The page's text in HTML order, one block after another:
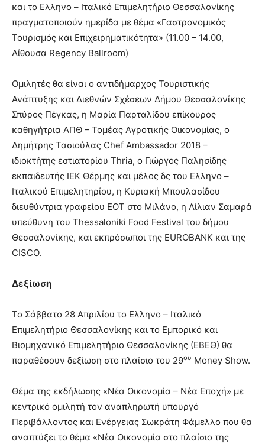
και το Ελληνο – Ιταλικό Επιμελητήριο Θεσσαλονίκης
πραγματοποιούν ημερίδα με θέμα «Γαστρονομικός
Τουρισμός και Επιχειρηματικότητα» (11.00 – 14.00,
Αίθουσα Regency Ballroom)
Ομιλητές θα είναι ο αντιδήμαρχος Τουριστικής
Ανάπτυξης και Διεθνών Σχέσεων Δήμου Θεσσαλονίκης
Σπύρος Πέγκας, η Μαρία Παρταλίδου επίκουρος
καθηγήτρια ΑΠΘ – Τομέας Αγροτικής Οικονομίας, ο
Δημήτρης Τασιούλας Chef Ambassador 2018 –
ιδιοκτήτης εστιατορίου Thria, ο Γιώργος Παλησίδης
εκπαιδευτής ΙΕΚ Θέρμης και μέλος δς του Ελληνο –
Ιταλικού Επιμελητηρίου, η Κυριακή Μπουλασίδου
διευθύντρια γραφείου ΕΟΤ στο Μιλάνο, η Λίλιαν Σαμαρά
υπεύθυνη του Thessaloniki Food Festival του δήμου
Θεσσαλονίκης, και εκπρόσωποι της EUROBANK και της
CISCO.
Δεξίωση
Το Σάββατο 28 Απριλίου το Ελληνο – Ιταλικό
Επιμελητήριο Θεσσαλονίκης και το Εμπορικό και
Βιομηχανικό Επιμελητήριο Θεσσαλονίκης (ΕΒΕΘ) θα
παραθέσουν δεξίωση στο πλαίσιο του 29ου Money Show.
Θέμα της εκδήλωσης «Νέα Οικονομία – Νέα Εποχή» με
κεντρικό ομιλητή τον αναπληρωτή υπουργό
Περιβάλλοντος και Ενέργειας Σωκράτη Φάμελλο που θα
αναπτύξει το θέμα «Νέα Οικονομία στο πλαίσιο της